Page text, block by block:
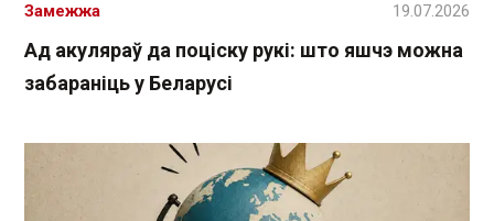
Ад акуляраў да поціску рукі: што яшчэ можна
забараніць у Беларусі
Замежжа 19.07.2026